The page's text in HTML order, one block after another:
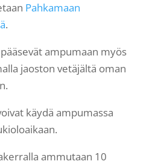
Pahkamaan
.
ampumaan myös
jaoston vetäjältä oman
käydä ampumassa
ammutaan 10